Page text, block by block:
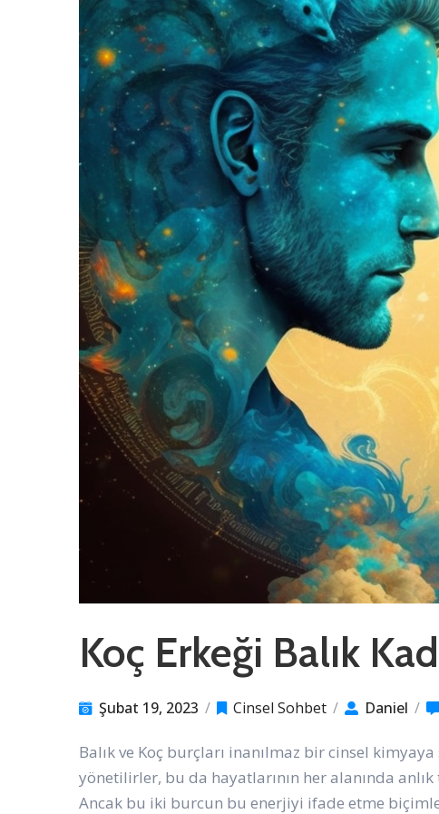
Koç Erkeği Balık
Şubat 19, 2023 / Cinsel Sohbet / Daniel /
Balık ve Koç burçları inanılmaz bir cinsel
yönetilirler, bu da hayatlarının her alanında
Ancak bu iki burcun bu enerjiyi ifade etme